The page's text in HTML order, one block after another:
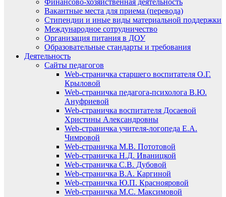
Финансово-хозяйственная деятельность
Вакантные места для приема (перевода)
Стипендии и иные виды материальной поддержки
Международное сотрудничество
Организация питания в ДОУ
Образовательные стандарты и требования
Деятельность
Сайты педагогов
Web-страничка старшего воспитателя О.Г.
Крыловой
Web-страничка педагога-психолога В.Ю.
Ануфриевой
Web-страничка воспитателя Досаевой
Христины Александровны
Web-страничка учителя-логопеда Е.А.
Чимровой
Web-страничка М.В. Пототовой
Web-страничка Н.Д. Иваницкой
Web-страничка С.В. Дубовой
Web-страничка В.А. Каргиной
Web-страничка Ю.П. Краснояровой
Web-страничка М.С. Максимовой